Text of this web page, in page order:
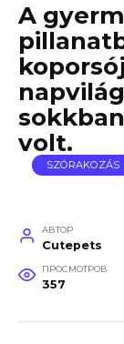
A
volt.
SZÓRAKOZÁS
АВТОР
Cutepets
ПРОСМОТРОВ
357